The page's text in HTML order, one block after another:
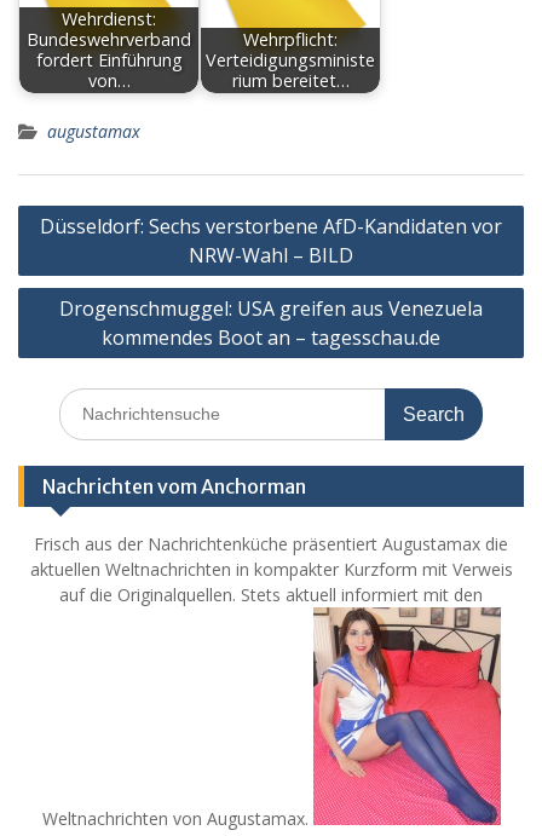
Wehrdienst:
Bundeswehrverband
fordert Einführung
von…
Wehrpflicht:
Verteidigungsministe
rium bereitet…
augustamax
Post
Düsseldorf: Sechs verstorbene AfD-Kandidaten vor
NRW-Wahl – BILD
Drogenschmuggel: USA greifen aus Venezuela
kommendes Boot an – tagesschau.de
Search
for:
Nachrichten vom Anchorman
Frisch aus der Nachrichtenküche präsentiert Augustamax die
aktuellen Weltnachrichten in kompakter Kurzform mit Verweis
auf die Originalquellen. Stets aktuell informiert mit den
Weltnachrichten von Augustamax.